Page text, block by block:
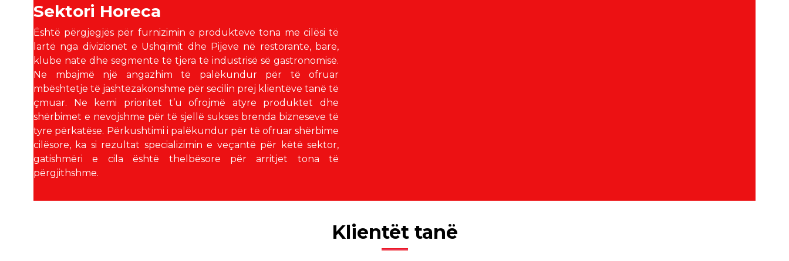
Sektori Horeca
Është përgjegjës për furnizimin e produkteve tona me cilësi të
lartë nga divizionet e Ushqimit dhe Pijeve në restorante, bare,
klube nate dhe segmente të tjera të industrisë së gastronomisë.
Ne mbajmë një angazhim të palëkundur për të ofruar
mbështetje të jashtëzakonshme për secilin prej klientëve tanë të
çmuar. Ne kemi prioritet t’u ofrojmë atyre produktet dhe
shërbimet e nevojshme për të sjellë sukses brenda bizneseve të
tyre përkatëse. Përkushtimi i palëkundur për të ofruar shërbime
cilësore, ka si rezultat specializimin e veçantë për këtë sektor,
gatishmëri e cila është thelbësore për arritjet tona të
përgjithshme.
Klientët tanë